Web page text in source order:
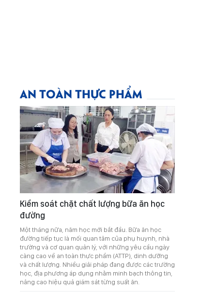
AN TOÀN THỰC PHẨM
Kiểm soát chặt chất lượng bữa ăn học
đường
Một tháng nữa, năm học mới bắt đầu. Bữa ăn học
đường tiếp tục là mối quan tâm của phụ huynh, nhà
trường và cơ quan quản lý, với những yêu cầu ngày
càng cao về an toàn thực phẩm (ATTP), dinh dưỡng
và chất lượng. Nhiều giải pháp đang được các trường
học, địa phương áp dụng nhằm minh bạch thông tin,
nâng cao hiệu quả giám sát từng suất ăn.